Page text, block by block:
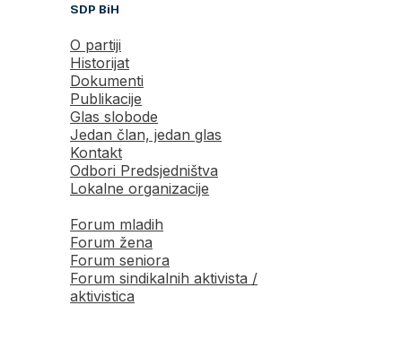
SDP BiH
O partiji
Historijat
Dokumenti
Publikacije
Glas slobode
Jedan član, jedan glas
Kontakt
Odbori Predsjedništva
Lokalne organizacije
Forum mladih
Forum žena
Forum seniora
Forum sindikalnih aktivista /
aktivistica